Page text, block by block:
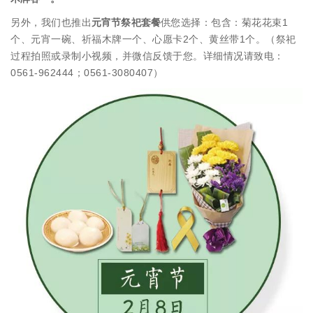
另外，我们也推出元宵节祭祀套餐供您选择：包含：菊花花束1
个、元宵一碗、祈福木牌一个、心愿卡2个、黄丝带1个。（祭祀
过程拍照或录制小视频，并微信反馈于您。详细情况请致电：
0561-962444；0561-3080407）